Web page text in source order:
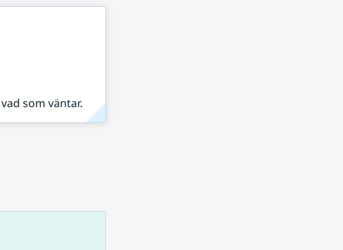
som väntar.